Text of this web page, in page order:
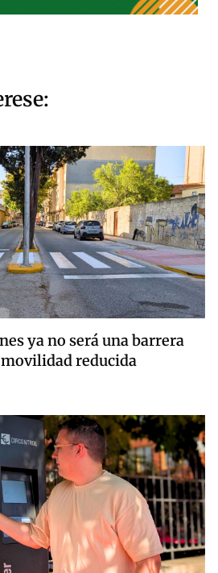
ya no será una barrera
reducida